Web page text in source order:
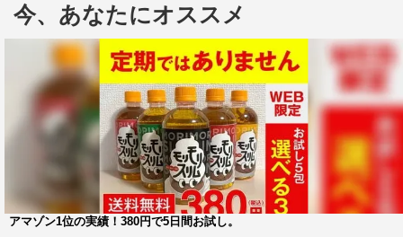
秘密を知ってもなお、幸太郎はネルラを愛し続けることが
できるのか。
第8話では、新たな記憶がフラッシュバックしたネルラか
ら「やっぱり私が布勢を殺したのかもしれない」と言われ
た幸太郎は、自分で真相を突き止める決意を固める。そん
な幸太郎が凶器と傷跡の関連性について相談しに行く法医
学者・児玉祐作役で、佐々木蔵之介がゲスト出演。児玉の
意見を聞いた幸太郎は、ついに事件の核心に迫ることにな
今、あなたにオススメ
アマゾン1位の実績！380円で5日間お試し。